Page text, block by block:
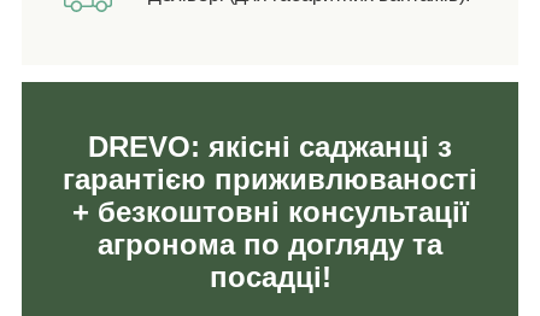
DREVO: якісні саджанці з
гарантією приживлюваності
+ безкоштовні консультації
агронома по догляду та
посадці!